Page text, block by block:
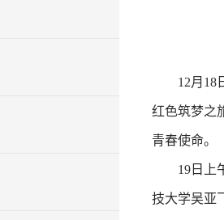
12月18
红色筑梦之
青春使命。
19日上
技大学吴亚